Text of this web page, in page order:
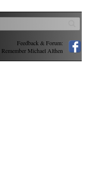
Feedback & Forum:
Remember Michael Althen